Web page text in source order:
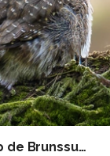
Jacobsladders op de Brunssumerheide